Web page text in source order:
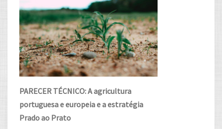
PARECER TÉCNICO: A agricultura
portuguesa e europeia e a estratégia
Prado ao Prato